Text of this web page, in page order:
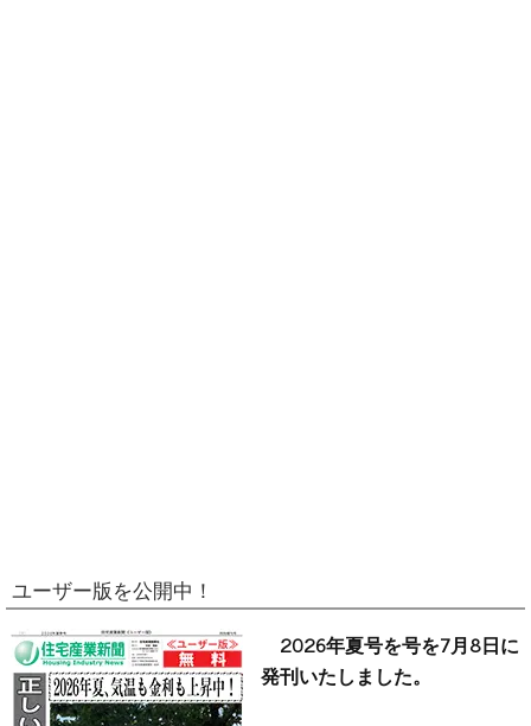
ユーザー版を公開中！
2026年夏号を号を7月8日に
発刊いたしました。